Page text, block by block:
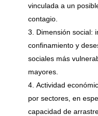
vinculada a un
contagio.
Dimensión social:
confinamiento y
sociales más
mayores.
Actividad
por sectores, en
capacidad de